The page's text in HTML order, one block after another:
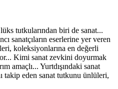
tutkularından biri de sanat...
sanatçıların eserlerine yer veren
koleksiyonlarına en değerli
Kimi sanat zevkini doyurmak
amaçlı... Yurtdışındaki sanat
takip eden sanat tutkunu ünlüleri,